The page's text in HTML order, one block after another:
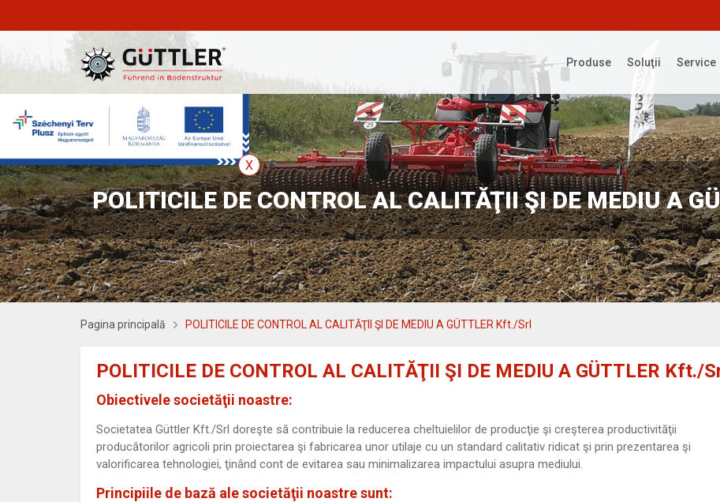
Produse Soluţii Service
POLITICILE DE CONTROL AL CALITĂŢII ŞI DE MEDIU A
Pagina principală POLITICILE DE CONTROL AL CALITĂŢII ŞI DE MEDIU A GÜTTLER Kft./Srl
POLITICILE DE CONTROL AL CALITĂŢII ŞI DE MEDIU A GÜTTLER Kft./
Obiectivele societăţii noastre:
Societatea Güttler Kft./Srl doreşte să contribuie la reducerea cheltuielilor de producţie şi creşterea productivităţii
producătorilor agricoli prin proiectarea şi fabricarea unor utilaje cu un standard calitativ ridicat şi prin prezentarea şi
valorificarea tehnologiei, ţinând cont de evitarea sau minimalizarea impactului asupra mediului.
Principiile de bază ale societăţii noastre sunt: